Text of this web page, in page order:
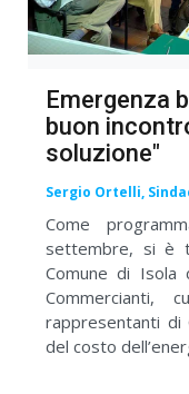
Emergenza
buon
soluzione"
Sergio Ortelli,
Come
settembre, si è
Comune di Isola
Commercianti,
rappresentanti di
del costo